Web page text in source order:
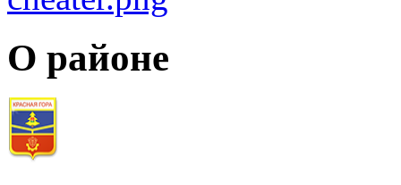
О районе